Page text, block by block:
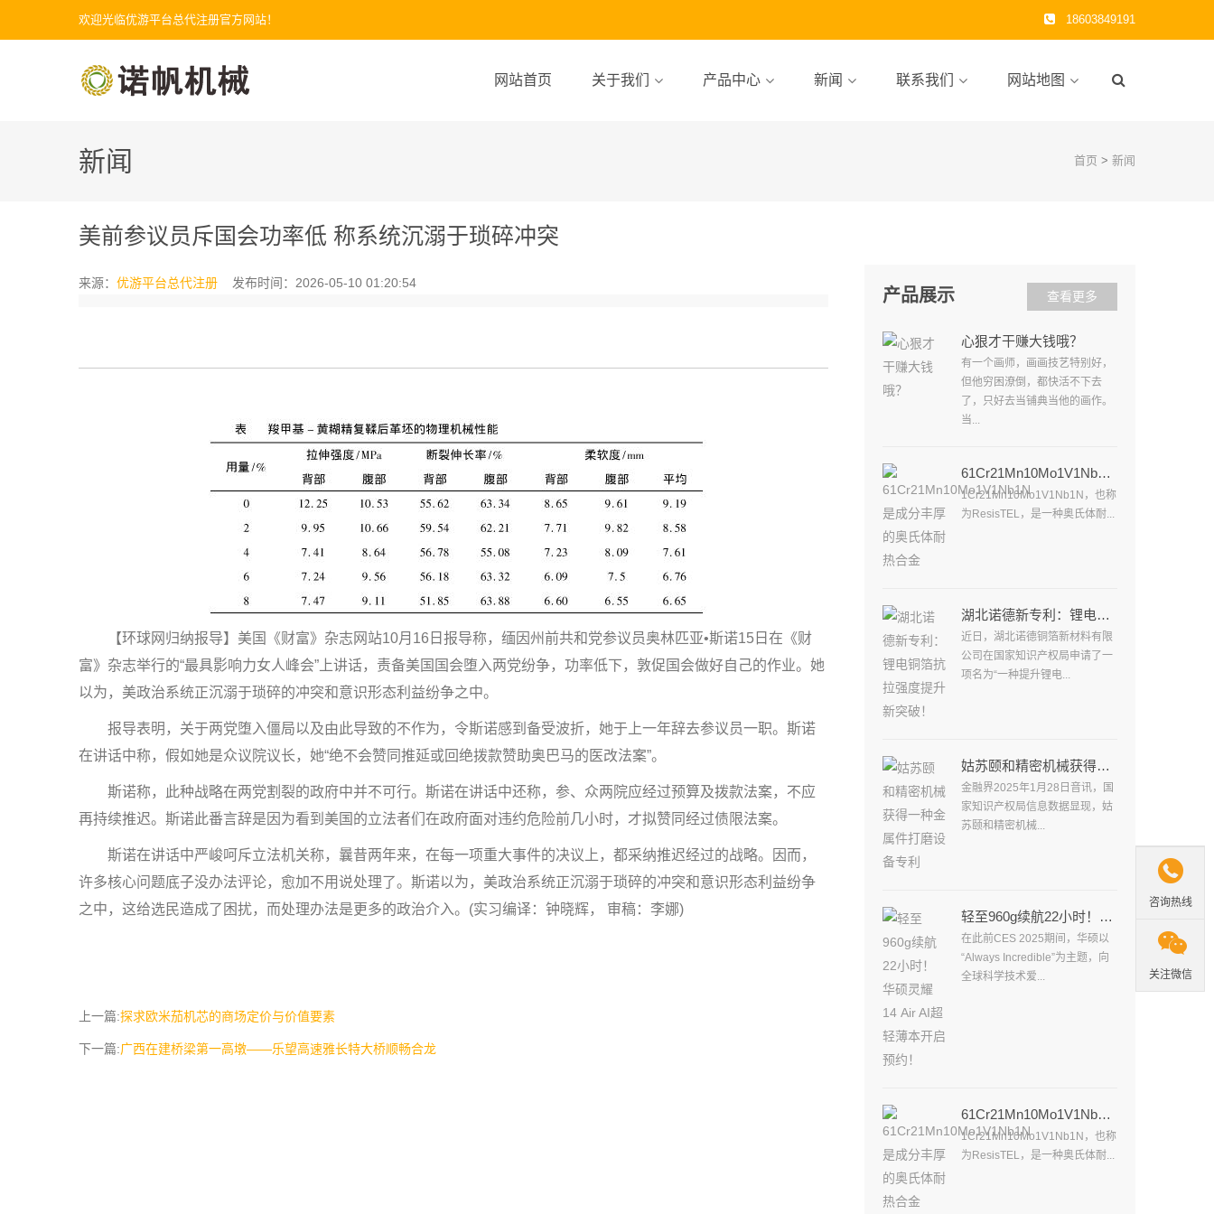
欢迎光临优游平台总代注册官方网站！ 18603849191
网站首页 关于我们 产品中心 新闻 联系我们 网站地图
新闻 首页 > 新闻
美前参议员斥国会功率低 称系统沉溺于琐碎冲突
来源： 优游平台总代注册 发布时间：2026-05-10 01:20:54
【环球网归纳报导】美国《财富》杂志网站10月16日报导称，缅因州前共和党参议员奥林匹亚•斯诺15日在《财
富》杂志举行的“最具影响力女人峰会”上讲话，责备美国国会堕入两党纷争，功率低下，敦促国会做好自己的作业。她
以为，美政治系统正沉溺于琐碎的冲突和意识形态利益纷争之中。
报导表明，关于两党堕入僵局以及由此导致的不作为，令斯诺感到备受波折，她于上一年辞去参议员一职。斯诺
在讲话中称，假如她是众议院议长，她“绝不会赞同推延或回绝拨款赞助奥巴马的医改法案”。
斯诺称，此种战略在两党割裂的政府中并不可行。斯诺在讲话中还称，参、众两院应经过预算及拨款法案，不应
再持续推迟。斯诺此番言辞是因为看到美国的立法者们在政府面对违约危险前几小时，才拟赞同经过债限法案。
斯诺在讲话中严峻呵斥立法机关称，曩昔两年来，在每一项重大事件的决议上，都采纳推迟经过的战略。因而，
许多核心问题底子没办法评论，愈加不用说处理了。斯诺以为，美政治系统正沉溺于琐碎的冲突和意识形态利益纷争
之中，这给选民造成了困扰，而处理办法是更多的政治介入。(实习编译：钟晓辉， 审稿：李娜)
上一篇:探求欧米茄机芯的商场定价与价值要素
下一篇:广西在建桥梁第一高墩——乐望高速雅长特大桥顺畅合龙
产品展示 查看更多
心狠才干赚大钱哦？
有一个画师，画画技艺特别好，
但他穷困潦倒，都快活不下去
了，只好去当铺典当他的画作。
当...
61Cr21Mn10Mo1V1Nb1N是成分丰厚的奥氏体耐热合金
1Cr21Mn10Mo1V1Nb1N，也称
为ResisTEL，是一种奥氏体耐...
湖北诺德新专利：锂电铜箔抗拉强度提升新突破！
近日，湖北诺德铜箔新材料有限
公司在国家知识产权局申请了一
项名为“一种提升锂电...
姑苏颐和精密机械获得一种金属件打磨设备专利
金融界2025年1月28日音讯，国
家知识产权局信息数据显现，姑
苏颐和精密机械...
轻至960g续航22小时！华硕灵耀14 Air AI超轻薄本开启预约！
在此前CES 2025期间，华硕以
“Always Incredible”为主题，向
全球科学技术爱...
61Cr21Mn10Mo1V1Nb1N是成分丰厚的奥氏体耐热合金
1Cr21Mn10Mo1V1Nb1N，也称
为ResisTEL，是一种奥氏体耐...

咨询热线

关注微信